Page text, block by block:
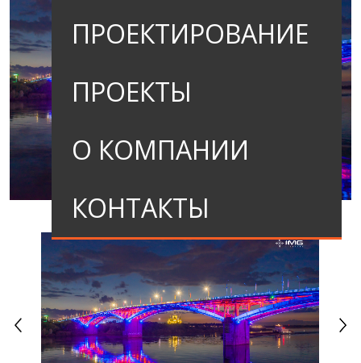
ПРОЕКТИРОВАНИЕ
ПРОЕКТЫ
О КОМПАНИИ
КОНТАКТЫ